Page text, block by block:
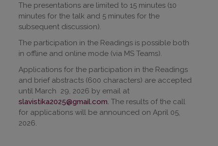
The presentations are limited to 15 minutes (10
minutes for the talk and 5 minutes for the
subsequent discussion).
The participation in the Readings is possible both
in offline and online mode (via MS Teams).
Applications for the participation in the Readings
and brief abstracts (600 characters) are accepted
until March 29, 2026 by email at
slavistika2025@gmail.com The results of the call
for applications will be announced on April 05,
2026.